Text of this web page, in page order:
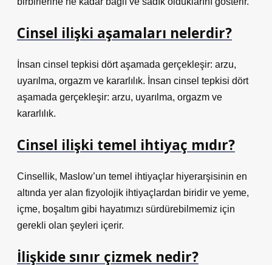
Cinsel ilişki aşamaları nelerdir?
İnsan cinsel tepkisi dört aşamada gerçekleşir: arzu,
uyarılma, orgazm ve kararlılık. İnsan cinsel tepkisi dört
aşamada gerçekleşir: arzu, uyarılma, orgazm ve
kararlılık.
Cinsel ilişki temel ihtiyaç mıdır?
Cinsellik, Maslow’un temel ihtiyaçlar hiyerarşisinin en
altında yer alan fizyolojik ihtiyaçlardan biridir ve yeme,
içme, boşaltım gibi hayatımızı sürdürebilmemiz için
gerekli olan şeyleri içerir.
İlişkide sınır çizmek nedir?